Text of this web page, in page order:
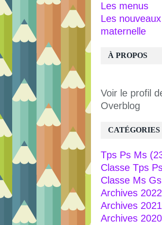
À PROPOS
Voir le profil
Overblog
Les menus
Les
maternelle
CATÉGORIES
Tps Ps Ms
Classe Tps
Classe Ms Gs
Archives
Archives
Archives